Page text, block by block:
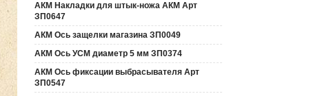
АКМ Накладки для штык-ножа АКМ Арт
ЗП0647
АКМ Ось защелки магазина ЗП0049
АКМ Ось УСМ диаметр 5 мм ЗП0374
АКМ Ось фиксации выбрасывателя Арт
ЗП0547